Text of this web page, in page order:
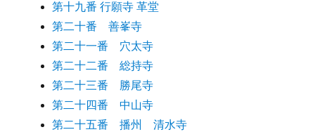
第十九番 行願寺 革堂
第二十番 善峯寺
第二十一番 穴太寺
第二十二番 総持寺
第二十三番 勝尾寺
第二十四番 中山寺
第二十五番 播州 清水寺